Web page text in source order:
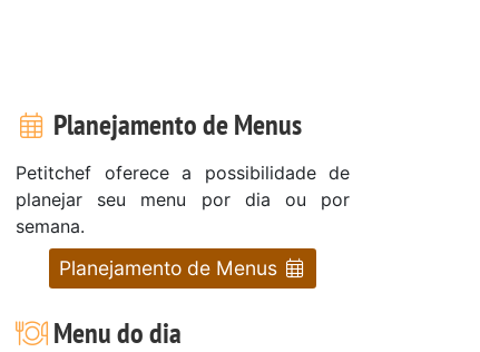
Planejamento de Menus
Petitchef oferece a possibilidade de
planejar seu menu por dia ou por
semana.
Planejamento de Menus
Menu do dia